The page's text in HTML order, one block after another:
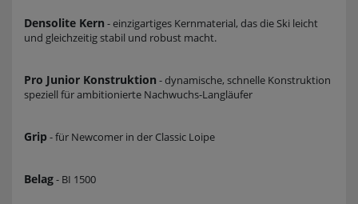
Densolite Kern - einzigartiges Kernmaterial, das die Ski leicht
und gleichzeitig stabil und robust macht.
Pro Junior Konstruktion - dynamische, schnelle Konstruktion
speziell für ambitionierte Nachwuchs-Langläufer
Grip - für Newcomer in der Classic Loipe
Belag- BI 1500